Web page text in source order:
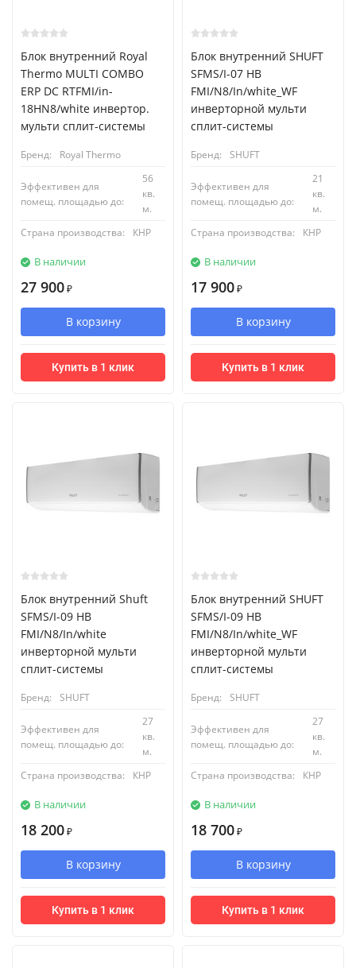
Блок внутренний Royal
Thermo MULTI COMBO
ERP DC RTFMI/in-
18HN8/white инвертор.
мульти сплит-системы
Бренд: Royal Thermo
Эффективен для
помещ. площадью до:
56
кв.
м.
Страна производства:
КНР
В наличии
27 900 ₽
В корзину
Купить в 1 клик
Блок внутренний SHUFT
SFMS/I-07 HB
FMI/N8/In/white_WF
инверторной мульти
сплит-системы
Бренд: SHUFT
Эффективен для
помещ. площадью до:
21
кв.
м.
Страна производства:
КНР
В наличии
17 900 ₽
В корзину
Купить в 1 клик
Блок внутренний Shuft
SFMS/I-09 HB
FMI/N8/In/white
инверторной мульти
сплит-системы
Бренд: SHUFT
Эффективен для
помещ. площадью до:
27
кв.
м.
Страна производства:
КНР
В наличии
18 200 ₽
В корзину
Купить в 1 клик
Блок внутренний SHUFT
SFMS/I-09 HB
FMI/N8/In/white_WF
инверторной мульти
сплит-системы
Бренд: SHUFT
Эффективен для
помещ. площадью до:
27
кв.
м.
Страна производства:
КНР
В наличии
18 700 ₽
В корзину
Купить в 1 клик